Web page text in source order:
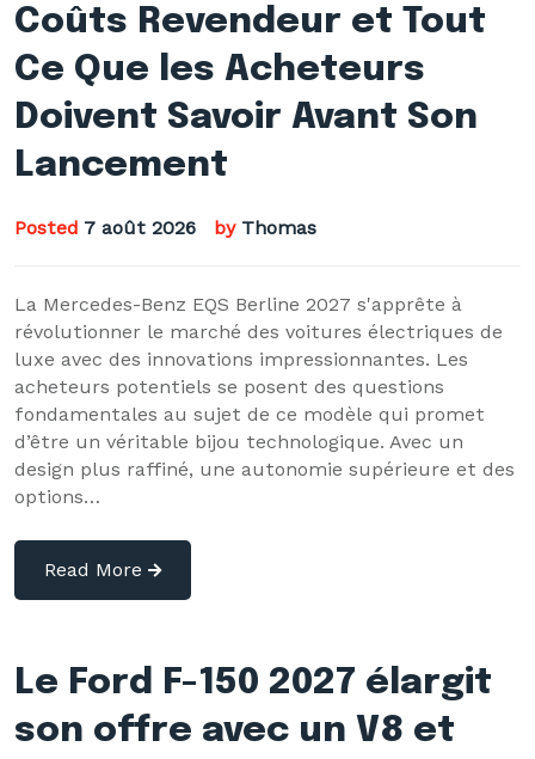
Coûts Revendeur et Tout
Ce Que les Acheteurs
Doivent Savoir Avant Son
Lancement
Posted 7 août 2026 by Thomas
La Mercedes-Benz EQS Berline 2027 s'apprête à
révolutionner le marché des voitures électriques de
luxe avec des innovations impressionnantes. Les
acheteurs potentiels se posent des questions
fondamentales au sujet de ce modèle qui promet
d’être un véritable bijou technologique. Avec un
design plus raffiné, une autonomie supérieure et des
options…
Read More
Le Ford F-150 2027 élargit
son offre avec un V8 et